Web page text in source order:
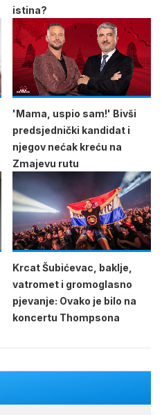
istina?
'Mama, uspio sam!' Bivši
predsjednički kandidat i
njegov nećak kreću na
Zmajevu rutu
Krcat Šubićevac, baklje,
vatromet i gromoglasno
pjevanje: Ovako je bilo na
koncertu Thompsona